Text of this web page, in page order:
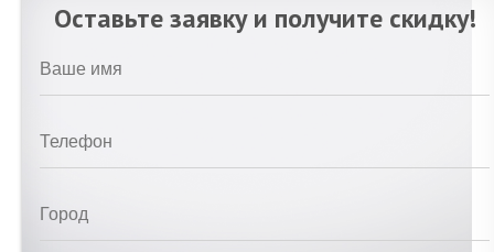
Оставьте заявку и получите скидку!